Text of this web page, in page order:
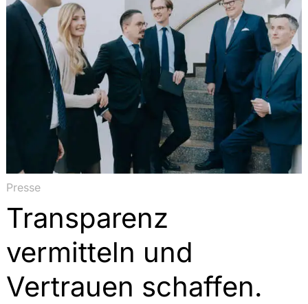
Presse
Transparenz
vermitteln und
Vertrauen schaffen.